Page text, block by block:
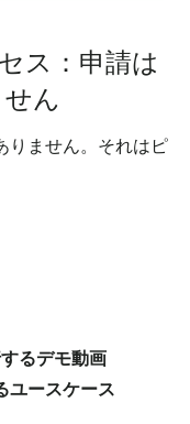
ス：申請は
ん
りません。それはピ
るデモ動画
ユースケース